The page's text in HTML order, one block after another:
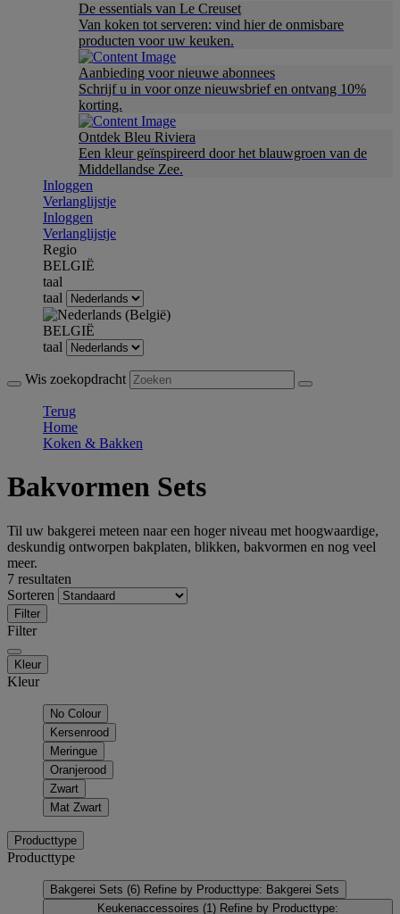
De essentials van Le Creuset
Van koken tot serveren: vind hier de onmisbare
producten voor uw keuken.
Aanbieding voor nieuwe abonnees
Schrijf u in voor onze nieuwsbrief en ontvang 10%
korting.
Ontdek Bleu Riviera
Een kleur geïnspireerd door het blauwgroen van de
Middellandse Zee.
Inloggen
Verlanglijstje
Inloggen
Verlanglijstje
Regio
BELGIË
taal
taal
BELGIË
taal
Wis zoekopdracht
Terug
Home
Koken & Bakken
Bakvormen Sets
Til uw bakgerei meteen naar een hoger niveau met hoogwaardige,
deskundig ontworpen bakplaten, blikken, bakvormen en nog veel
meer.
7 resultaten
Sorteren
Filter
Filter
Kleur
Kleur
No Colour
Kersenrood
Meringue
Oranjerood
Zwart
Mat Zwart
Producttype
Producttype
Bakgerei Sets (6) Refine by Producttype: Bakgerei Sets
Keukenaccessoires (1) Refine by Producttype: